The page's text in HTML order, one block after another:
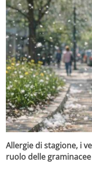
Allergie di stagione, i
ruolo delle graminacee